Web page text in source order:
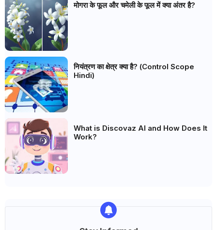
मोगरा के फूल और चमेली के फूल में क्या अंतर है?
नियंत्रण का क्षेत्र क्या है? (Control Scope
Hindi)
What is Discovaz AI and How Does It
Work?